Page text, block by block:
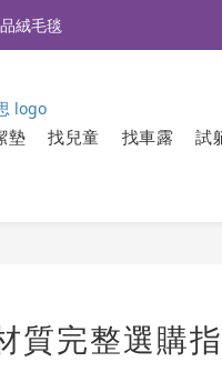
即贈〈 購物金 〉
絨毛毯
墊 找兒童 找車露 試
質完整選購